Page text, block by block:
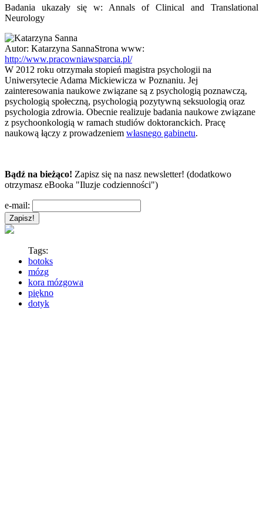
Badania ukazały się w: Annals of Clinical and Translational
Neurology
Autor: Katarzyna SannaStrona www:
http://www.pracowniawsparcia.pl/
W 2012 roku otrzymała stopień magistra psychologii na
Uniwersytecie Adama Mickiewicza w Poznaniu. Jej
zainteresowania naukowe związane są z psychologią poznawczą,
psychologią społeczną, psychologią pozytywną seksuologią oraz
psychologia zdrowia. Obecnie realizuje badania naukowe związane
z psychoonkologią w ramach studiów doktoranckich. Pracę
naukową łączy z prowadzeniem własnego gabinetu.
Bądź na bieżąco! Zapisz się na nasz newsletter! (dodatkowo
otrzymasz eBooka "Iluzje codzienności")
e-mail:
Tags:
botoks
mózg
kora mózgowa
piękno
dotyk